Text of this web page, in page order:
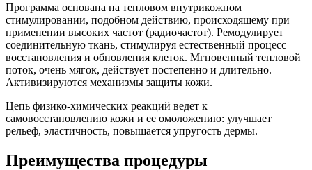
Программа основана на тепловом внутрикожном
стимулировании, подобном действию, происходящему при
применении высоких частот (радиочастот). Ремодулирует
соединительную ткань, стимулируя естественный процесс
восстановления и обновления клеток. Мгновенный тепловой
поток, очень мягок, действует постепенно и длительно.
Активизируются механизмы защиты кожи.
Цепь физико-химических реакций ведет к
самовосстановлению кожи и ее омоложению: улучшает
рельеф, эластичность, повышается упругость дермы.
Преимущества процедуры